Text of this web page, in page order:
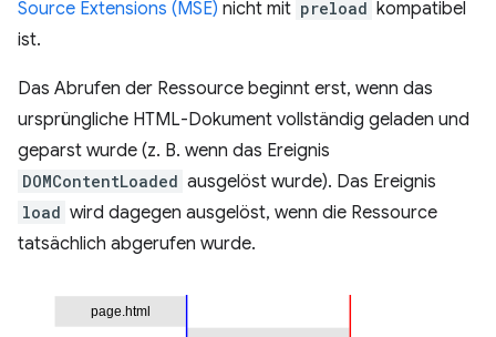
Source Extensions (MSE) nicht mit preload kompatibel
ist.
Das Abrufen der Ressource beginnt erst, wenn das
ursprüngliche HTML-Dokument vollständig geladen und
geparst wurde (z. B. wenn das Ereignis
DOMContentLoaded ausgelöst wurde). Das Ereignis
load wird dagegen ausgelöst, wenn die Ressource
tatsächlich abgerufen wurde.